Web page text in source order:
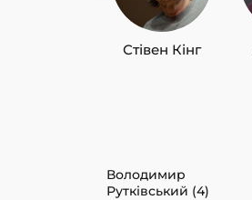
Стівен Кінг
Володимир
Рутківський (4)